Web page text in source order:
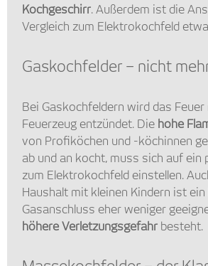
Kochgeschirr. Außerdem ist die
Vergleich zum Elektrokochfeld
Gaskochfelder – nicht
Bei Gaskochfeldern wird das Feuer
Feuerzeug entzündet. Die hohe
von Profiköchen und -köchinnen
ab und an kocht, muss sich auf ein
zum Elektrokochfeld einstellen.
Haushalt mit kleinen Kindern ist
Gasanschluss eher weniger
höhere Verletzungsgefahr besteht.